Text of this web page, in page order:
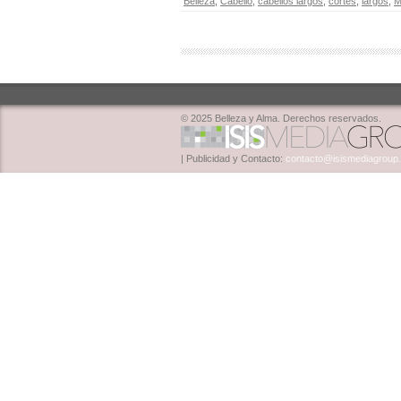
© 2025 Belleza y Alma. Derechos reservados.
| Publicidad y Contacto: